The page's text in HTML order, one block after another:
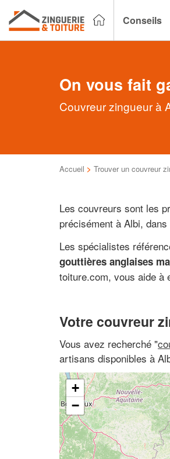
Conseils
On vous fait
Couvreur zingueur à
Accueil > Trouver un couvreur
Les couvreurs sont les
précisément à Albi,
Les spécialistes
gouttières anglaises
toiture.com, vous aide à
Votre couvreur
Vous avez recherché "
artisans disponibles à
+
−